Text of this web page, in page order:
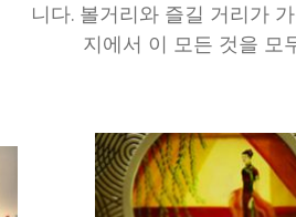
니다. 볼거리와 즐길 거리가
지에서 이 모든 것을 모